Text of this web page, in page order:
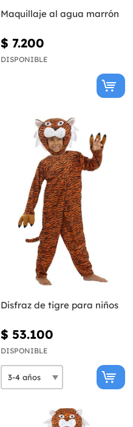
Maquillaje al agua marrón
$ 7.200
DISPONIBLE
Disfraz de tigre para niños
$ 53.100
DISPONIBLE